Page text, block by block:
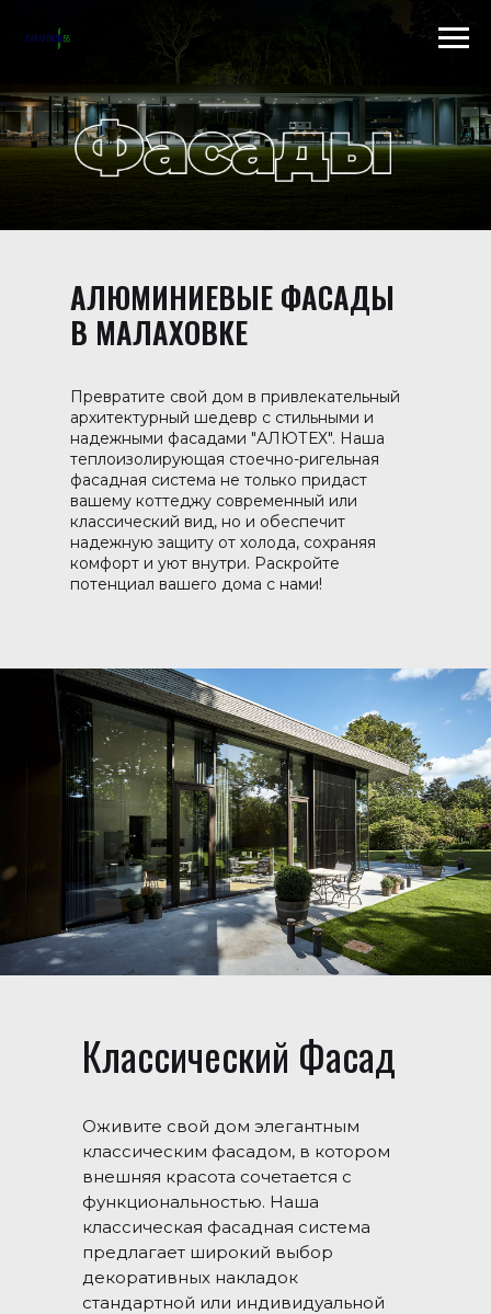
Scroll to top →
АЛЮМИНИЕВЫЕ ФАСАДЫ
В МАЛАХОВКЕ
Превратите свой дом в привлекательный
архитектурный шедевр с стильными и
надежными фасадами "АЛЮТЕХ". Наша
теплоизолирующая стоечно-ригельная
фасадная система не только придаст
вашему коттеджу современный или
классический вид, но и обеспечит
надежную защиту от холода, сохраняя
комфорт и уют внутри. Раскройте
потенциал вашего дома с нами!
Классический Фасад
Оживите свой дом элегантным
классическим фасадом, в котором
внешняя красота сочетается с
функциональностью. Наша
классическая фасадная система
предлагает широкий выбор
декоративных накладок
стандартной или индивидуальной